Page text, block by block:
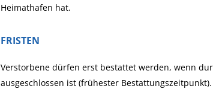
Heimathafen hat.
FRISTEN
Verstorbene dürfen erst bestattet werden, wenn
ausgeschlossen ist (frühester Bestattungszeitpunkt).